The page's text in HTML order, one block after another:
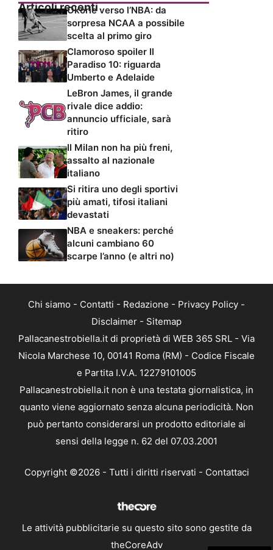
Articoli recentiOkorie verso l’NBA: da
sorpresa NCAA a possibile
scelta al primo giro
Clamoroso spoiler Il
Paradiso 10: riguarda
Umberto e Adelaide
LeBron James, il grande
rivale dice addio:
annuncio ufficiale, sarà
ritiro
Il Milan non ha più freni,
assalto al nazionale
italiano
Si ritira uno degli sportivi
più amati, tifosi italiani
devastati
NBA e sneakers: perché
alcuni cambiano 60
scarpe l’anno (e altri no)
Chi siamo - Contatti - Redazione - Privacy Policy -
Disclaimer - Sitemap
Pallacanestrobiella.it di proprietà di WEB 365 SRL - Via
Nicola Marchese 10, 00141 Roma (RM) - Codice Fiscale
e Partita I.V.A. 12279101005
Pallacanestrobiella.it non è una testata giornalistica, in
quanto viene aggiornato senza alcuna periodicità. Non
può pertanto considerarsi un prodotto editoriale ai
sensi della legge n. 62 del 07.03.2001
Copyright ©2026 - Tutti i diritti riservati - Contattaci
Le attività pubblicitarie su questo sito sono gestite da
theCoreAdv